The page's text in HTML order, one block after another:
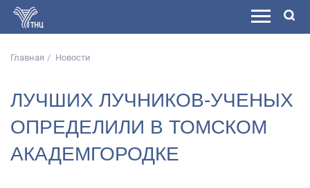
Главная Новости
ЛУЧШИХ ЛУЧНИКОВ-УЧЕНЫХ
ОПРЕДЕЛИЛИ В ТОМСКОМ
АКАДЕМГОРОДКЕ